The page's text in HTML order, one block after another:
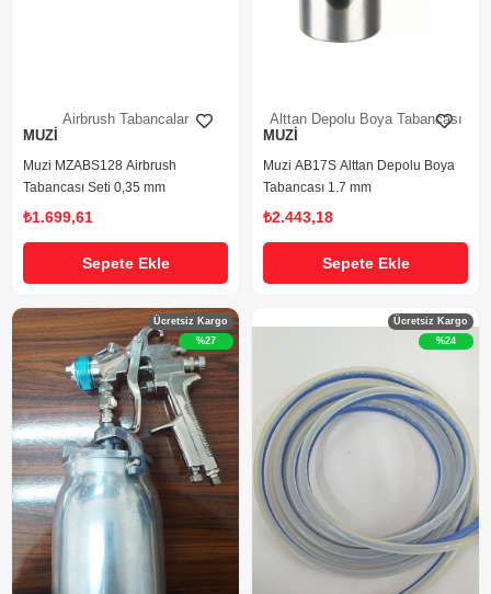
Airbrush Tabancalar
MUZİ
Muzi MZABS128 Airbrush
Tabancası Seti 0,35 mm
₺1.699,61
Sepete Ekle
Alttan Depolu Boya Tabancası
MUZİ
Muzi AB17S Alttan Depolu Boya
Tabancası 1.7 mm
₺2.443,18
Sepete Ekle
Ücretsiz Kargo
%27
Ücretsiz Kargo
%24